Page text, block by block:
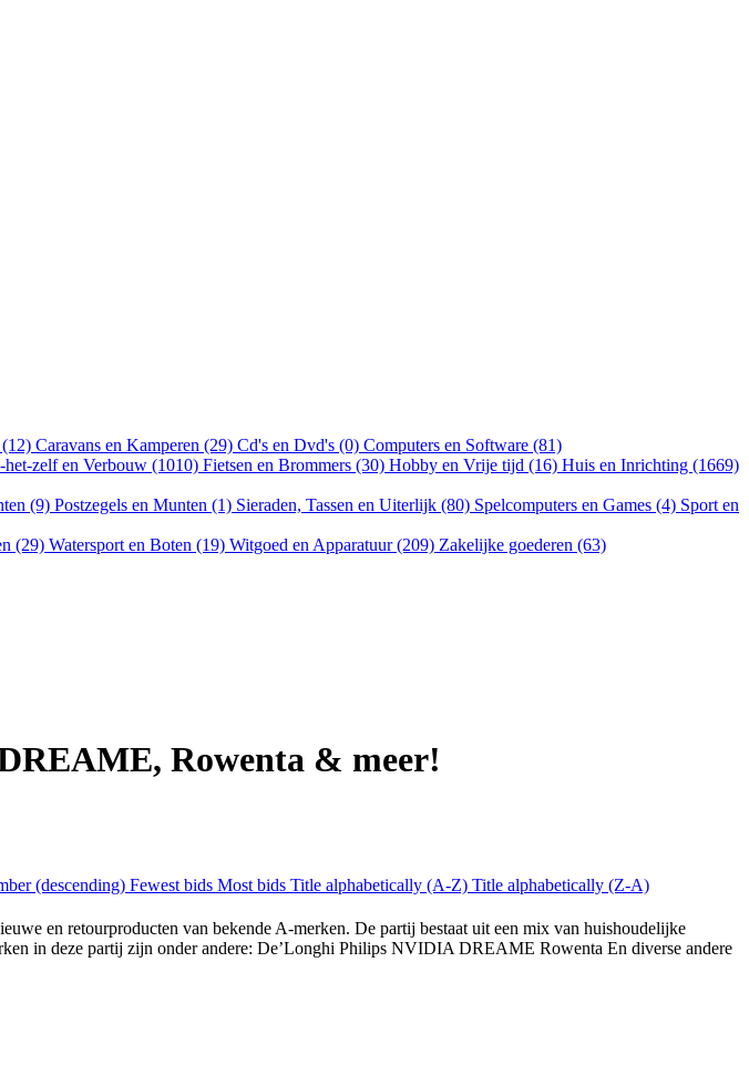
Caravans en Kamperen (29) Cd's en Dvd's (0) Computers en Software (81)
het-zelf en Verbouw (1010) Fietsen en Brommers (30) Hobby en Vrije tijd (16) Huis en Inrichting (1669)
(9) Postzegels en Munten (1) Sieraden, Tassen en Uiterlijk (80) Spelcomputers en Games (4) Sport en
(29) Watersport en Boten (19) Witgoed en Apparatuur (209) Zakelijke goederen (63)
Rowenta & meer!
(descending) Fewest bids Most bids Title alphabetically (A-Z) Title alphabetically (Z-A)
en retourproducten van bekende A-merken. De partij bestaat uit een mix van huishoudelijke
in deze partij zijn onder andere: De’Longhi Philips NVIDIA DREAME Rowenta En diverse andere